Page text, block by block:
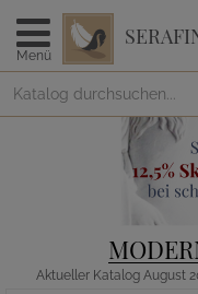
Menü
Aktueller Katalog August